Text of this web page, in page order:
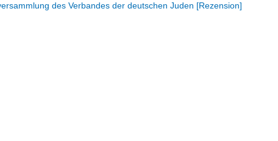
des Verbandes der deutschen Juden [Rezension]